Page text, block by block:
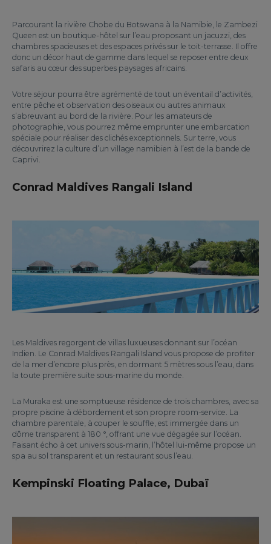
Parcourant la rivière Chobe du Botswana à la Namibie, le Zambezi
Queen est un boutique-hôtel sur l’eau proposant un jacuzzi, des
chambres spacieuses et des espaces privés sur le toit-terrasse. Il offre
donc un décor haut de gamme dans lequel se reposer entre deux
safaris au cœur des superbes paysages africains.
Votre séjour pourra être agrémenté de tout un éventail d’activités,
entre pêche et observation des oiseaux ou autres animaux
s’abreuvant au bord de la rivière. Pour les amateurs de
photographie, vous pourrez même emprunter une embarcation
spéciale pour réaliser des clichés exceptionnels. Sur terre, vous
découvrirez la culture d’un village namibien à l’est de la bande de
Caprivi.
Conrad Maldives Rangali Island
Les Maldives regorgent de villas luxueuses donnant sur l’océan
Indien. Le Conrad Maldives Rangali Island vous propose de profiter
de la mer d’encore plus près, en dormant 5 mètres sous l’eau, dans
la toute première suite sous-marine du monde.
La Muraka est une somptueuse résidence de trois chambres, avec sa
propre piscine à débordement et son propre room-service. La
chambre parentale, à couper le souffle, est immergée dans un
dôme transparent à 180 °, offrant une vue dégagée sur l’océan.
Faisant écho à cet univers sous-marin, l’hôtel lui-même propose un
spa au sol transparent et un restaurant sous l’eau.
Kempinski Floating Palace, Dubaï